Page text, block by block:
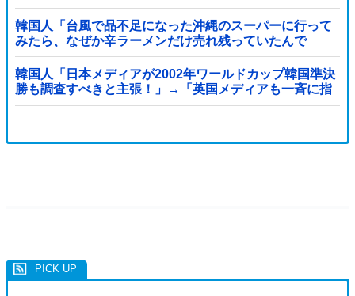
韓国人「台風で品不足になった沖縄のスーパーに行って
みたら、なぜか辛ラーメンだけ売れ残っていたんで
す…」
韓国人「日本メディアが2002年ワールドカップ韓国準決
勝も調査すべきと主張！」→「英国メディアも一斉に指
摘‥」